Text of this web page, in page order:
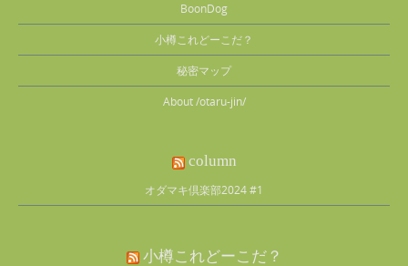
BoonDog
小樽これどーこだ？
秘密マップ
About /otaru-jin/
column
オダマキ倶楽部2024 #1
小樽これどーこだ？